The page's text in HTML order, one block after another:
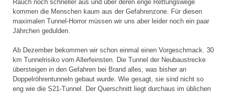
Rauch noch schneller aus und über deren enge Rettungswege
kommen die Menschen kaum aus der Gefahrenzone. Für diesen
maximalen Tunnel-Horror müssen wir uns aber leider noch ein paar
Jährchen gedulden.
Ab Dezember bekommen wir schon einmal einen Vorgeschmack. 30
km Tunnelrisiko vom Allerfeinsten. Die Tunnel der Neubaustrecke
übersteigen in den Gefahren bei Brand alles, was bisher an
Doppelröhrentunneln gebaut wurde. Wie gesagt, sie sind nicht so
eng wie die S21-Tunnel. Der Querschnitt liegt durchaus im üblichen